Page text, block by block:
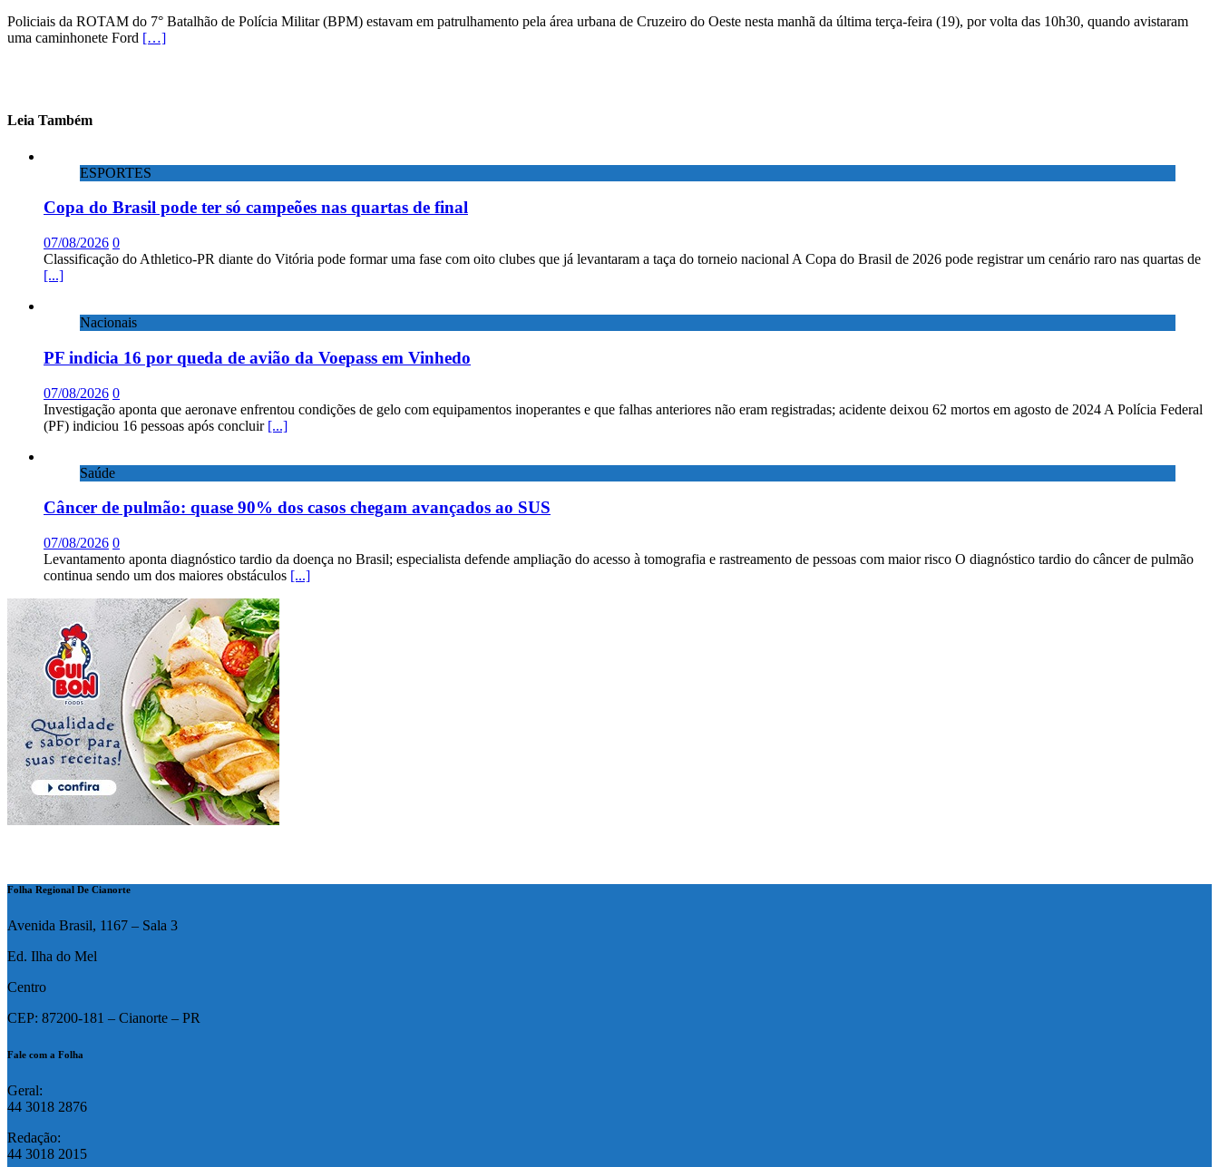
Policiais da ROTAM do 7° Batalhão de Polícia Militar (BPM) estavam em patrulhamento pela área urbana de Cruzeiro do Oeste nesta manhã da última terça-feira (19), por volta das 10h30, quando avistaram
uma caminhonete Ford […]
Leia Também
ESPORTES
Copa do Brasil pode ter só campeões nas quartas de final
07/08/2026 0
Classificação do Athletico-PR diante do Vitória pode formar uma fase com oito clubes que já levantaram a taça do torneio nacional A Copa do Brasil de 2026 pode registrar um cenário raro nas quartas de
[...]
Nacionais
PF indicia 16 por queda de avião da Voepass em Vinhedo
07/08/2026 0
Investigação aponta que aeronave enfrentou condições de gelo com equipamentos inoperantes e que falhas anteriores não eram registradas; acidente deixou 62 mortos em agosto de 2024 A Polícia Federal
(PF) indiciou 16 pessoas após concluir [...]
Saúde
Câncer de pulmão: quase 90% dos casos chegam avançados ao SUS
07/08/2026 0
Levantamento aponta diagnóstico tardio da doença no Brasil; especialista defende ampliação do acesso à tomografia e rastreamento de pessoas com maior risco O diagnóstico tardio do câncer de pulmão
continua sendo um dos maiores obstáculos [...]
Folha Regional De Cianorte
Avenida Brasil, 1167 – Sala 3
Ed. Ilha do Mel
Centro
CEP: 87200-181 – Cianorte – PR
Fale com a Folha
Geral:
44 3018 2876
Redação:
44 3018 2015